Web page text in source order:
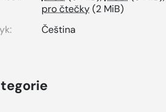
pro čtečky(2 MiB)
Čeština